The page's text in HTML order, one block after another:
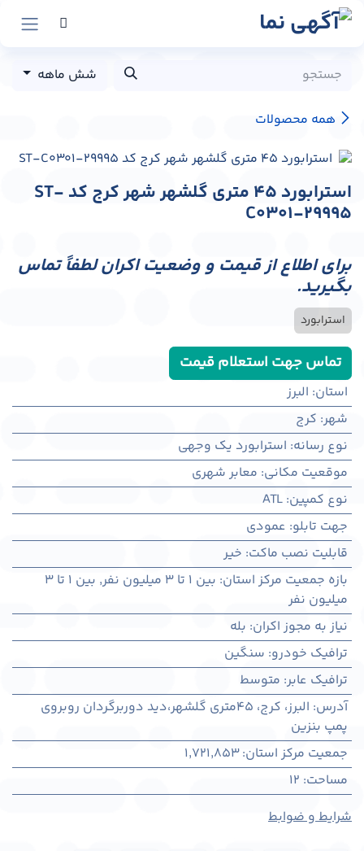
پرش به محتوا
همه محصولات
شش ماهه
استرابورد 45 متری گلشهر شهر کرج کد ST-
C0301-29995
برای اطلاع از قیمت و وضعیت اکران لطفاً تماس
بگیرید.
استرابورد
تماس جهت استعلام قیمت
استان: البرز
شهر: كرج
نوع رسانه: استرابورد یک وجهی
موقعیت مکانی: معابر شهری
نوع کمپین:
ATL
جهت تابلو: عمودی
قابلیت نصب ماکت: خیر
بازه جمعیت مرکز استان: بین ۱ تا ۳ میلیون نفر ,
بین ۱ تا ۳
میلیون نفر
نیاز به مجوز اکران: بله
ترافیک خودرو: سنگین
ترافیک عابر: متوسط
آدرس:
البرز، کرج، 45متری گلشهر،دید دوربرگردان روبروی
پمپ بنزین
جمعیت مرکز استان:
1,721,853
مساحت:
12
شرایط و ضوابط